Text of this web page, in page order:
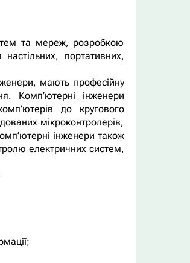
та мереж, розробкою
портативних,
мають професійну
Комп’ютерні інженери
до кругового
мікроконтролерів,
інженери також
електричних систем,